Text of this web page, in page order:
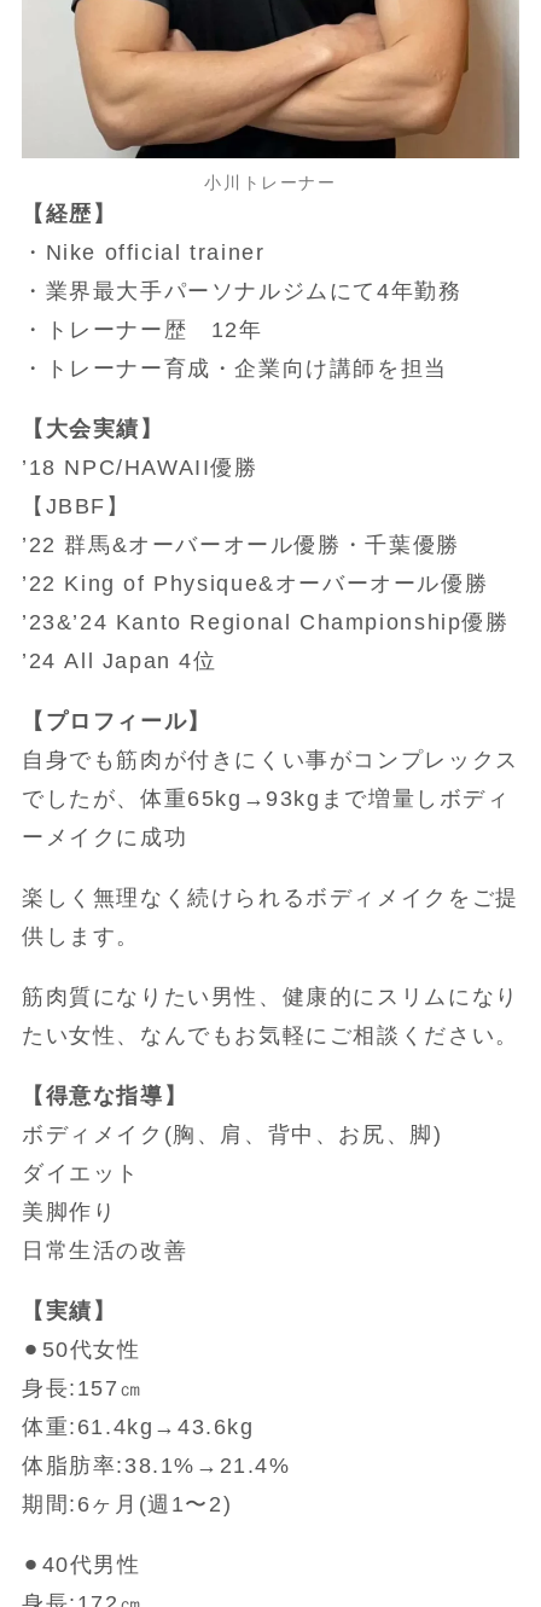
小川トレーナー
【経歴】
・Nike official trainer
・業界最大手パーソナルジムにて4年勤務
・トレーナー歴 12年
・トレーナー育成・企業向け講師を担当
【大会実績】
’18 NPC/HAWAII優勝
【JBBF】
’22 群馬&オーバーオール優勝・千葉優勝
’22 King of Physique&オーバーオール優勝
’23&’24 Kanto Regional Championship優勝
’24 All Japan 4位
【プロフィール】
自身でも筋肉が付きにくい事がコンプレックス
でしたが、体重65kg→93kgまで増量しボディ
ーメイクに成功
楽しく無理なく続けられるボディメイクをご提
供します。
筋肉質になりたい男性、健康的にスリムになり
たい女性、なんでもお気軽にご相談ください。
【得意な指導】
ボディメイク(胸、肩、背中、お尻、脚)
ダイエット
美脚作り
日常生活の改善
【実績】
⚫︎50代女性
身長:157㎝
体重:61.4kg→43.6kg
体脂肪率:38.1%→21.4%
期間:6ヶ月(週1〜2)
⚫︎40代男性